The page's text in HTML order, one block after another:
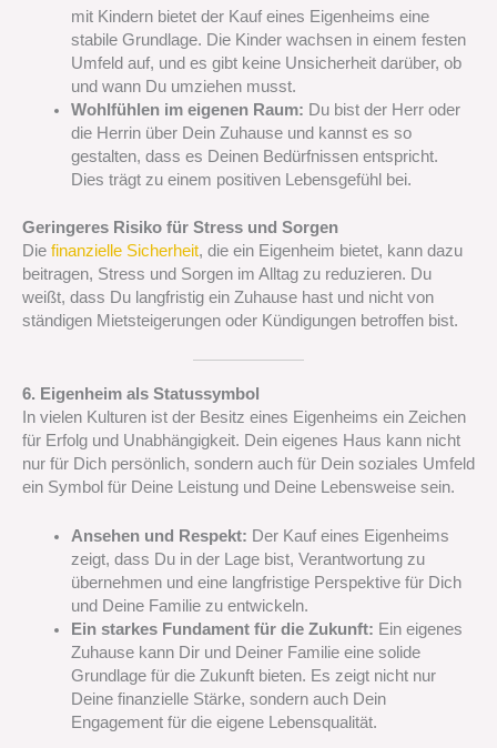
mit Kindern bietet der Kauf eines Eigenheims eine
stabile Grundlage. Die Kinder wachsen in einem festen
Umfeld auf, und es gibt keine Unsicherheit darüber, ob
und wann Du umziehen musst.
Wohlfühlen im eigenen Raum: Du bist der Herr oder
die Herrin über Dein Zuhause und kannst es so
gestalten, dass es Deinen Bedürfnissen entspricht.
Dies trägt zu einem positiven Lebensgefühl bei.
Geringeres Risiko für Stress und Sorgen
Die finanzielle Sicherheit, die ein Eigenheim bietet, kann dazu
beitragen, Stress und Sorgen im Alltag zu reduzieren. Du
weißt, dass Du langfristig ein Zuhause hast und nicht von
ständigen Mietsteigerungen oder Kündigungen betroffen bist.
6. Eigenheim als Statussymbol
In vielen Kulturen ist der Besitz eines Eigenheims ein Zeichen
für Erfolg und Unabhängigkeit. Dein eigenes Haus kann nicht
nur für Dich persönlich, sondern auch für Dein soziales Umfeld
ein Symbol für Deine Leistung und Deine Lebensweise sein.
Ansehen und Respekt: Der Kauf eines Eigenheims
zeigt, dass Du in der Lage bist, Verantwortung zu
übernehmen und eine langfristige Perspektive für Dich
und Deine Familie zu entwickeln.
Ein starkes Fundament für die Zukunft: Ein eigenes
Zuhause kann Dir und Deiner Familie eine solide
Grundlage für die Zukunft bieten. Es zeigt nicht nur
Deine finanzielle Stärke, sondern auch Dein
Engagement für die eigene Lebensqualität.